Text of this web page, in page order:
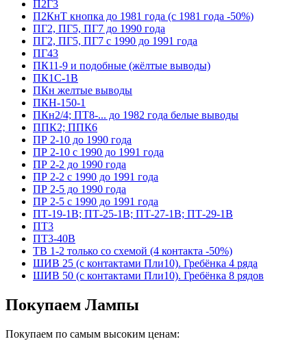
П2Г3
П2КнТ кнопка до 1981 года (с 1981 года -50%)
ПГ2, ПГ5, ПГ7 до 1990 года
ПГ2, ПГ5, ПГ7 с 1990 до 1991 года
ПГ43
ПК11-9 и подобные (жёлтые выводы)
ПК1С-1В
ПКн желтые выводы
ПКН-150-1
ПКн2/4; ПТ8-... до 1982 года белые выводы
ППК2; ППК6
ПР 2-10 до 1990 года
ПР 2-10 с 1990 до 1991 года
ПР 2-2 до 1990 года
ПР 2-2 с 1990 до 1991 года
ПР 2-5 до 1990 года
ПР 2-5 с 1990 до 1991 года
ПТ-19-1В; ПТ-25-1В; ПТ-27-1В; ПТ-29-1В
ПТ3
ПТ3-40В
ТВ 1-2 только со схемой (4 контакта -50%)
ШИВ 25 (с контактами Пли10). Гребёнка 4 ряда
ШИВ 50 (с контактами Пли10). Гребёнка 8 рядов
Покупаем Лампы
Покупаем по самым высоким ценам: